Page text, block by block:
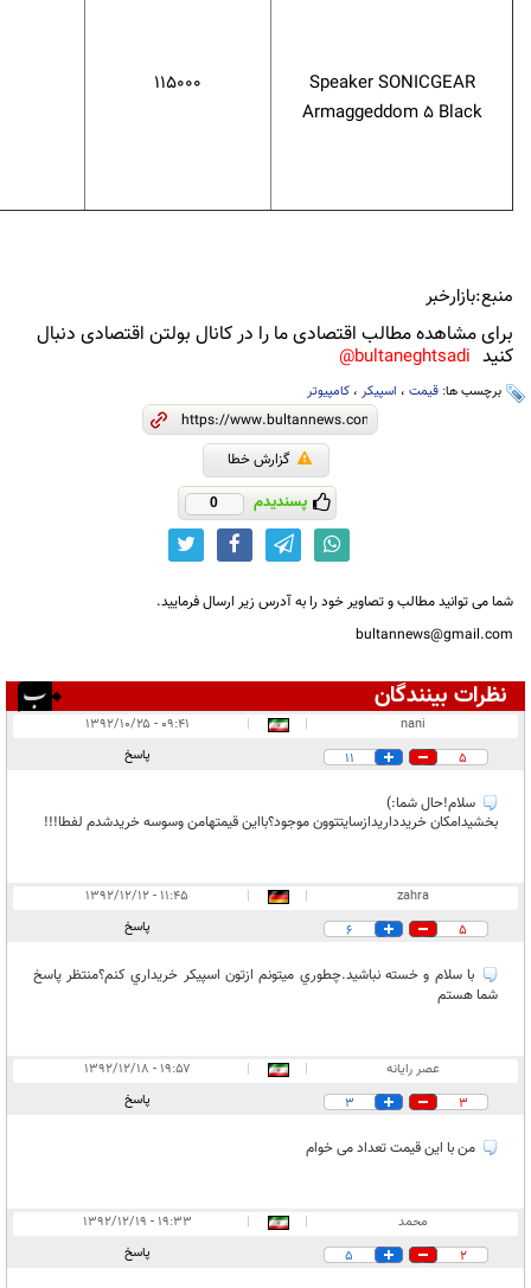
Speaker SONICGEAR
Armaggeddom 5 Black
115000
منبع:بازارخبر
برای مشاهده مطالب اقتصادی ما را در کانال بولتن اقتصادی دنبال
کنید bultaneghtsadi@
برچسب ها: قیمت ، اسپیکر ، کامپیوتر
گزارش خطا
پسندیدم 0
شما می توانید مطالب و تصاویر خود را به آدرس زیر ارسال فرمایید.
bultannews@gmail.com
نظرات بینندگان
در انتظار بررسی:۱
nani
|
|
۰۹:۴۱ - ۱۳۹۲/۱۰/۲۵
5
11 پاسخ
سلام!حال شما:)
بخشیدامکان خریدداریدازسایتتوون موجود؟بااین قیمتهامن وسوسه خریدشدم لفطا!!!
zahra
|
|
۱۱:۴۵ - ۱۳۹۲/۱۲/۱۲
5
6 پاسخ
با سلام و خسته نباشيد.چطوري ميتونم ازتون اسپيكر خريداري كنم؟منتظر پاسخ
شما هستم
عصر رایانه |
|
۱۹:۵۷ - ۱۳۹۲/۱۲/۱۸
3
3 پاسخ
من با این قیمت تعداد می خوام
محمد |
|
۱۹:۳۳ - ۱۳۹۲/۱۲/۱۹
2
5 پاسخ